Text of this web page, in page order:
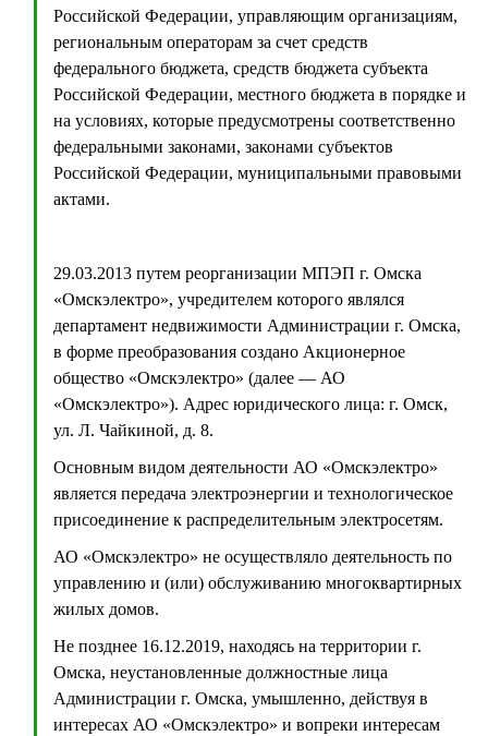
Российской Федерации, управляющим организациям,
региональным операторам за счет средств
федерального бюджета, средств бюджета субъекта
Российской Федерации, местного бюджета в порядке и
на условиях, которые предусмотрены соответственно
федеральными законами, законами субъектов
Российской Федерации, муниципальными правовыми
актами.
29.03.2013 путем реорганизации МПЭП г. Омска
«Омскэлектро», учредителем которого являлся
департамент недвижимости Администрации г. Омска,
в форме преобразования создано Акционерное
общество «Омскэлектро» (далее — АО
«Омскэлектро»). Адрес юридического лица: г. Омск,
ул. Л. Чайкиной, д. 8.
Основным видом деятельности АО «Омскэлектро»
является передача электроэнергии и технологическое
присоединение к распределительным электросетям.
АО «Омскэлектро» не осуществляло деятельность по
управлению и (или) обслуживанию многоквартирных
жилых домов.
Не позднее 16.12.2019, находясь на территории г.
Омска, неустановленные должностные лица
Администрации г. Омска, умышленно, действуя в
интересах АО «Омскэлектро» и вопреки интересам